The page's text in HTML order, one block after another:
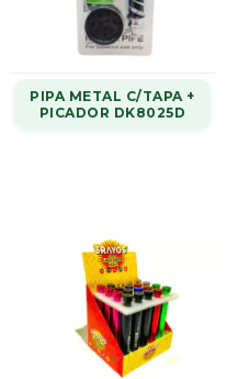
PIPA METAL C/TAPA +
PICADOR DK8025D